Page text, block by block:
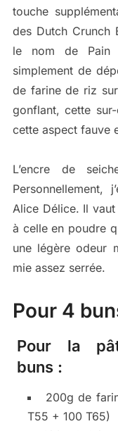
touche
des Dutch Crunch
le nom de Pain
simplement de
de farine de riz
gonflant, cette
cette aspect fauve
L’encre de
Personnellement,
Alice Délice. Il
à celle en poudre
une légère odeur
mie assez serrée.
Pour 4
Pour la
buns :
200g de
T55 + 100 T65)